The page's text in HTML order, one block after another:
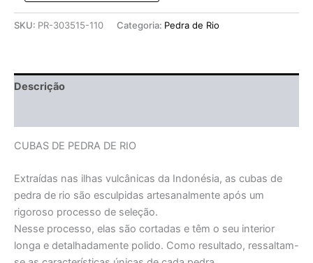
SKU: PR-303515-110 Categoria: Pedra de Rio
Descrição
CUBAS DE PEDRA DE RIO
Extraídas nas ilhas vulcânicas da Indonésia, as cubas de
pedra de rio são esculpidas artesanalmente após um
rigoroso processo de seleção.
Nesse processo, elas são cortadas e têm o seu interior
longa e detalhadamente polido. Como resultado, ressaltam-